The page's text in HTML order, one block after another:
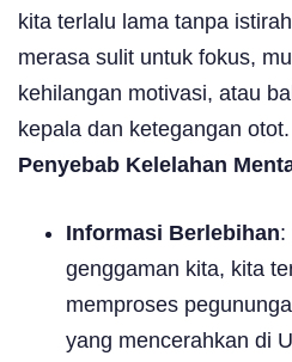
kita terlalu lama tanpa
merasa sulit untuk fokus,
kehilangan motivasi, atau
kepala dan ketegangan otot.
Penyebab Kelelahan
Informasi Berlebihan:
genggaman kita, kita
memproses
yang mencerahkan di